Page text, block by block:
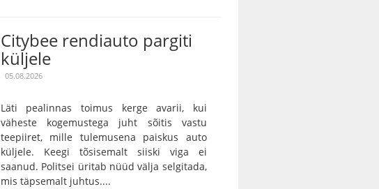
Citybee rendiauto pargiti
küljele
05.08.2026
Läti pealinnas toimus kerge avarii, kui
väheste kogemustega juht sõitis vastu
teepiiret, mille tulemusena paiskus auto
küljele. Keegi tõsisemalt siiski viga ei
saanud. Politsei üritab nüüd välja selgitada,
mis täpsemalt juhtus....